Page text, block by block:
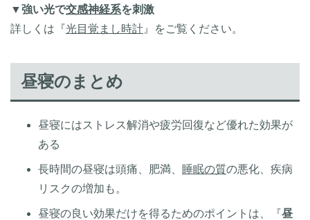
▼強い光で交感神経系を刺激
詳しくは『光目覚まし時計 』をご覧ください。
昼寝のまとめ
昼寝にはストレス解消や疲労回復など優れた効果が
ある
長時間の昼寝は頭痛、肥満、 睡眠の質の悪化、疾病
リスクの増加も。
昼寝の良い効果だけを得るためのポイントは、『昼